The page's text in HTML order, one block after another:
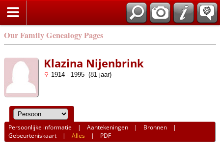
Our Family Genealogy Pages
Klazina Nijenbrink
1914 - 1995 (81 jaar)
Persoonlijke informatie |Aantekeningen | Bronnen |
Gebeurteniskaart |Alles | PDF